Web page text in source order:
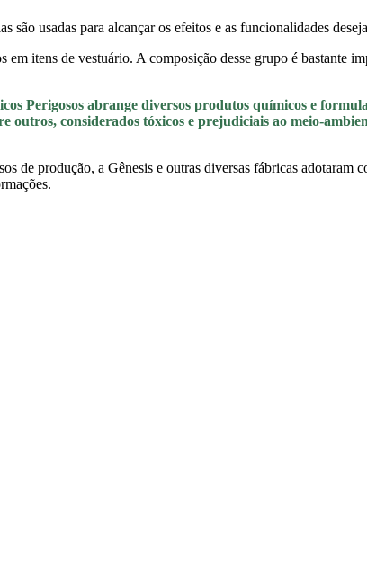
usadas para alcançar os efeitos e as funcionalidades
itens de vestuário. A composição desse grupo é bastante
Perigosos abrange diversos produtos químicos e
considerados tóxicos e prejudiciais ao meio-
de produção, a Gênesis e outras diversas fábricas adotaram